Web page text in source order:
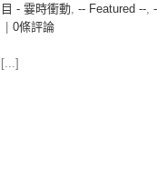
目 - 霎時衝動, -- Featured --,
0條評論
[...]